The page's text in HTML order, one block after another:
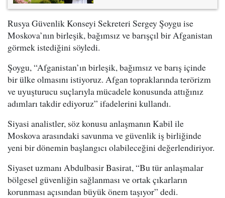
Rusya Güvenlik Konseyi Sekreteri Sergey Şoygu ise
Moskova’nın birleşik, bağımsız ve barışçıl bir Afganistan
görmek istediğini söyledi.
Şoygu, “Afganistan’ın birleşik, bağımsız ve barış içinde
bir ülke olmasını istiyoruz. Afgan topraklarında terörizm
ve uyuşturucu suçlarıyla mücadele konusunda attığınız
adımları takdir ediyoruz” ifadelerini kullandı.
Siyasi analistler, söz konusu anlaşmanın Kabil ile
Moskova arasındaki savunma ve güvenlik iş birliğinde
yeni bir dönemin başlangıcı olabileceğini değerlendiriyor.
Siyaset uzmanı Abdulbasir Basirat, “Bu tür anlaşmalar
bölgesel güvenliğin sağlanması ve ortak çıkarların
korunması açısından büyük önem taşıyor” dedi.